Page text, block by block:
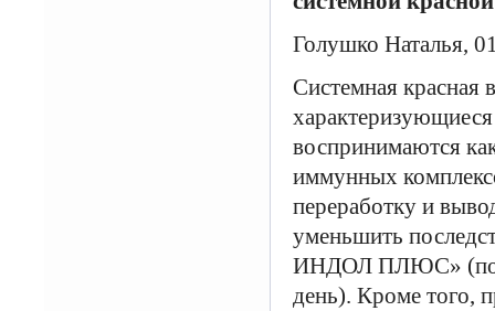
Голушко Наталья,
Системная красная
воспринимаются
иммунных
переработку и
уменьшить
ИНДОЛ ПЛЮС» (по 2
день). Кроме того,